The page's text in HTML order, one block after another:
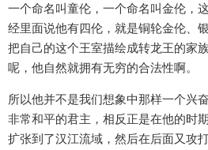
一个命名叫童伦，一个命名叫金伦，
经里面说他有四伦，就是铜轮金伦、
把自己的这个王室描绘成转龙王的家
呢，他自然就拥有无穷的合法性啊。
所以他并不是我们想象中那样一个兴
非常和平的君主，相反正是在他的时
扩张到了汉江流域，然后在后面又攻